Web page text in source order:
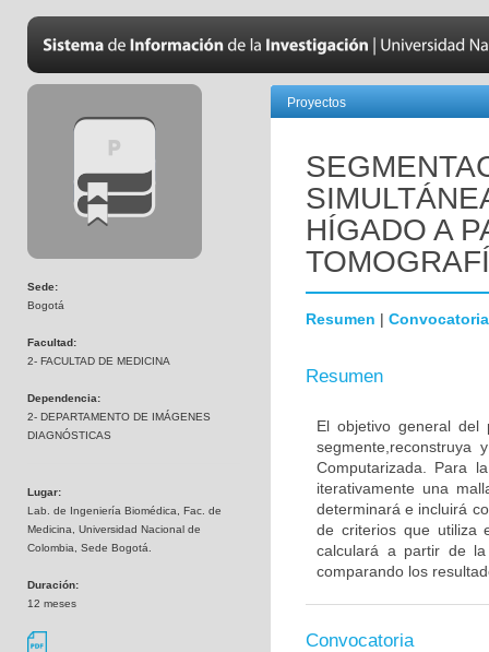
Sede:
Bogotá
Facultad:
2- FACULTAD DE MEDICINA
Dependencia:
2- DEPARTAMENTO DE IMÁGENES
DIAGNÓSTICAS
Lugar:
Lab. de Ingeniería Biomédica, Fac. de
Medicina, Universidad Nacional de
Colombia, Sede Bogotá.
Duración:
12 meses
Proyectos
HÍGADO A
Resumen | Convocatoria
Resumen
El objetivo general del
segmente,reconstruya
Computarizada. Para
iterativamente una
determinará e incluirá
de criterios que utiliza
calculará a partir de
comparando los
Convocatoria